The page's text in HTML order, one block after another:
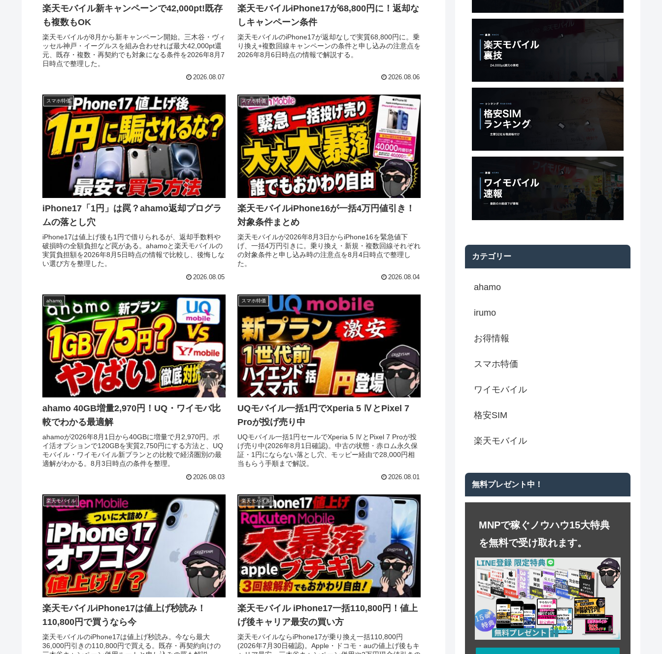
楽天モバイル新キャンペーンで42,000pt!既存
も複数もOK
楽天モバイルが8月から新キャンペーン開始。三木谷・ヴィ
ッセル神戸・イーグルスを組み合わせれば最大42,000pt還
元、既存・複数・再契約でも対象になる条件を2026年8月7
日時点で整理した。
2026.08.07
楽天モバイルiPhone17が68,800円に！返却な
しキャンペーン条件
楽天モバイルのiPhone17が返却なしで実質68,800円に。乗
り換え+複数回線キャンペーンの条件と申し込みの注意点を
2026年8月6日時点の情報で解説する。
2026.08.06
スマホ特価
iPhone17「1円」は罠？ahamo返却プログラ
ムの落とし穴
iPhone17は値上げ後も1円で借りられるが、返却手数料や
破損時の全額負担など罠がある。ahamoと楽天モバイルの
実質負担額を2026年8月5日時点の情報で比較し、後悔しな
い選び方を整理した。
2026.08.05
スマホ特価
楽天モバイルiPhone16が一括4万円値引き！
対象条件まとめ
楽天モバイルが2026年8月3日からiPhone16を緊急値下
げ、一括4万円引きに。乗り換え・新規・複数回線それぞれ
の対象条件と申し込み時の注意点を8月4日時点で整理し
た。
2026.08.04
ahamo
ahamo 40GB増量2,970円！UQ・ワイモバ比
較でわかる最適解
ahamoが2026年8月1日から40GBに増量で月2,970円。ポ
イ活オプションで120GBを実質2,750円にする方法と、UQ
モバイル・ワイモバイル新プランとの比較で経済圏別の最
適解がわかる。8月3日時点の条件を整理。
2026.08.03
スマホ特価
UQモバイル一括1円でXperia 5 ⅣとPixel 7
Proが投げ売り中
UQモバイル一括1円セールでXperia 5 ⅣとPixel 7 Proが投
げ売り中(2026年8月1日確認)。中古の状態・赤ロム永久保
証・1円にならない落とし穴、モッピー経由で28,000円相
当もらう手順まで解説。
2026.08.01
楽天モバイル
楽天モバイルiPhone17は値上げ秒読み！
110,800円で買うなら今
楽天モバイルのiPhone17は値上げ秒読み。今なら最大
36,000円引きの110,800円で買える。既存・再契約向けの
楽天モバイル
楽天モバイル iPhone17一括110,800円！値上
げ後キャリア最安の買い方
楽天モバイルならiPhone17が乗り換え一括110,800円
(2026年7月30日確認)。Apple・ドコモ・auの値上げ後もキ
カテゴリー
ahamo
irumo
お得情報
スマホ特価
ワイモバイル
格安SIM
楽天モバイル
無料プレゼント中！
MNPで稼ぐノウハウ15大特典
を無料で受け取れます。